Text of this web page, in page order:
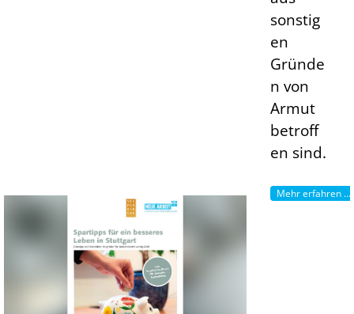
sonstig
en
Gründe
n von
Armut
betroff
en sind.
Mehr erfahren ...